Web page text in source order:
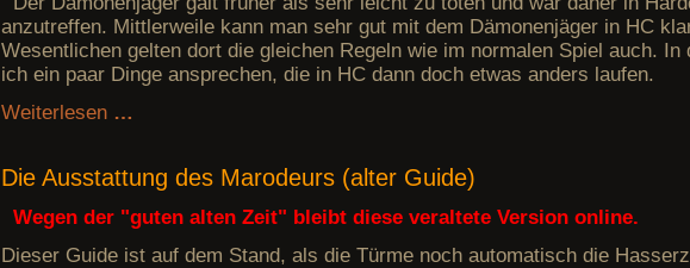
anzutreffen. Mittlerweile kann man sehr gut mit dem Dämonenjäger in HC
Wesentlichen gelten dort die gleichen Regeln wie im normalen Spiel auch.
ich ein paar Dinge ansprechen, die in HC dann doch etwas anders laufen.
Weiterlesen …
Die Ausstattung des Marodeurs (alter Guide)
Wegen der "guten alten Zeit" bleibt diese veraltete Version online.
Dieser Guide ist auf dem Stand, als die Türme noch automatisch die